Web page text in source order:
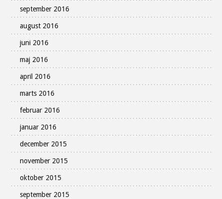
september 2016
august 2016
juni 2016
maj 2016
april 2016
marts 2016
februar 2016
januar 2016
december 2015
november 2015
oktober 2015
september 2015